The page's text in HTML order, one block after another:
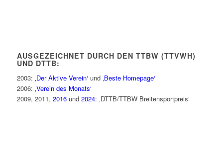
AUSGEZEICHNET DURCH DEN TTBW (TTVWH)
UND DTTB:
2003: ‚Der Aktive Verein‘ und ‚Beste Homepage‘
2006: ‚Verein des Monats‘
2009, 2011, 2016und 2024: ‚DTTB/TTBW Breitensportpreis‘